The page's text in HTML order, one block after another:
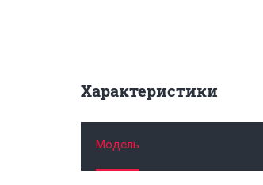
Характеристики
Модель